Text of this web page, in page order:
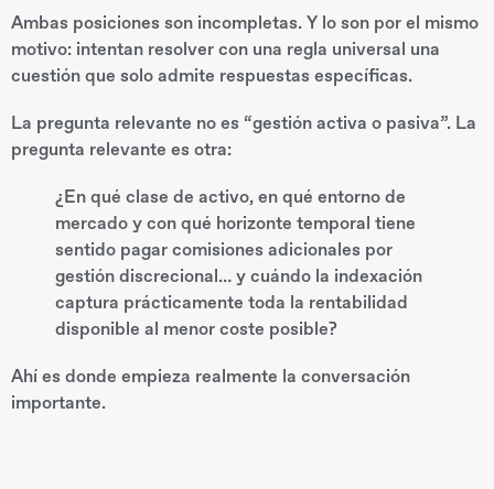
Ambas posiciones son incompletas. Y lo son por el mismo
motivo: intentan resolver con una regla universal una
cuestión que solo admite respuestas específicas.
La pregunta relevante no es “gestión activa o pasiva”. La
pregunta relevante es otra:
¿En qué clase de activo, en qué entorno de
mercado y con qué horizonte temporal tiene
sentido pagar comisiones adicionales por
gestión discrecional… y cuándo la indexación
captura prácticamente toda la rentabilidad
disponible al menor coste posible?
Ahí es donde empieza realmente la conversación
importante.